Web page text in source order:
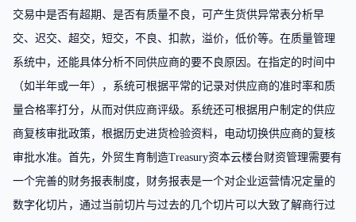
交易中是否有超期、是否有质量不良，可产生货供异常表分析早
交、迟交、超交，短交，不良、扣款，溢价，低价等。在质量管理
系统中，还能具体分析不同供应商的要不良原因。在指定的时间中
（如半年或一年），系统可根据平常的记录对供应商的准时率和质
量合格率打分，从而对供应商评级。系统还可根据用户制定的供应
商复核审批政策，根据历史进货检验资料，电动切换供应商的复核
审批水准。首先，外贸生育制造Treasury资本云楼台财资管理需要有
一个完善的财务报表制度，财务报表是一个对企业运营情况定量的
数字化切片，通过当前切片与过去的几个切片可以大致了解商行过